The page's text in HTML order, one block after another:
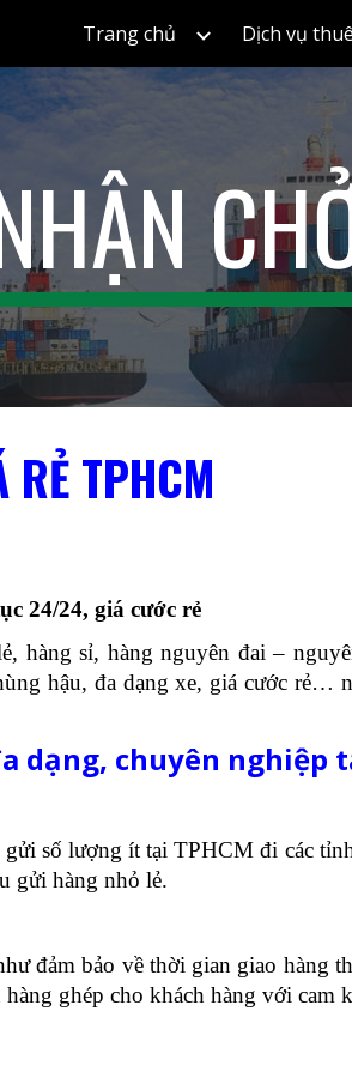
Skip to main content
Trang chủ Dịch vụ
RẺ TPHCM
24/24, giá cước rẻ
hàng sỉ, hàng nguyên đai –
hậu, đa dạng xe, giá cước rẻ…
dạng, chuyên nghiệp
gửi số lượng ít tại TPHCM đi các
gửi hàng nhỏ lẻ.
đảm bảo về thời gian giao hàng
ghép cho khách hàng với cam